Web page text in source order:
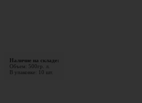
Наличие на складе:
Объем: 500гр. л.
В упаковке: 10 шт.